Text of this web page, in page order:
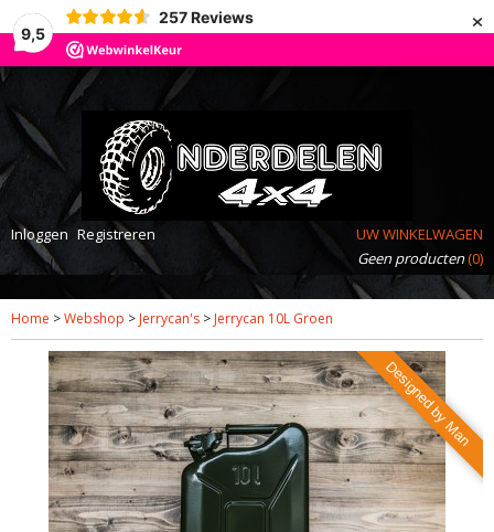
9,5
257 Reviews ×
Inloggen Registreren
UW WINKELWAGEN
Geen producten(0)
Home >Webshop > Jerrycan's > Jerrycan 10L Groen
Designed by Man